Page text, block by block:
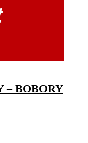
– BOBORY